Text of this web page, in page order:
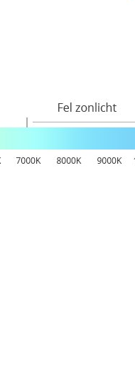
Lezen, Werken/studeren
levendig